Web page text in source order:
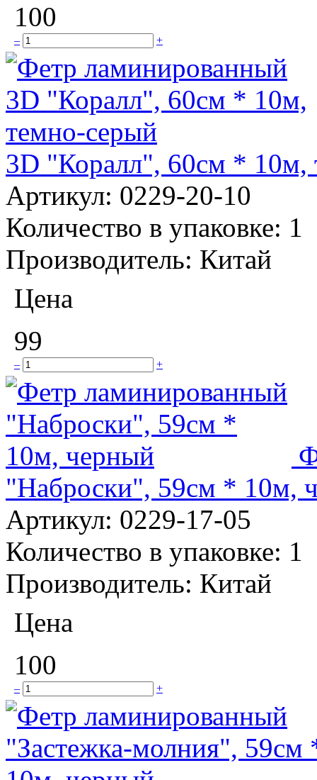
100
– +
3D "Коралл", 60см * 10м,
Артикул: 0229-20-10
Количество в упаковке: 1
Производитель: Китай
Цена
99
– +
"Наброски", 59см * 10м,
Артикул: 0229-17-05
Количество в упаковке: 1
Производитель: Китай
Цена
100
– +